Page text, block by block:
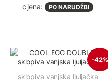
cijena: PO NARUDŽBI
-42%
sklopiva vanjska ljuljačka